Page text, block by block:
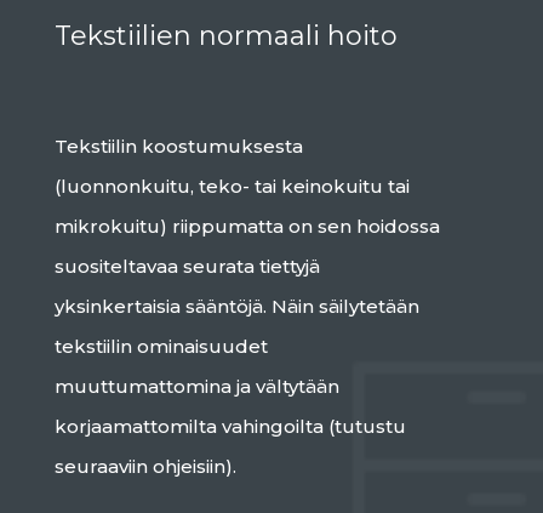
Tekstiilien normaali hoito
Tekstiilin koostumuksesta
(luonnonkuitu, teko- tai keinokuitu tai
mikrokuitu) riippumatta on sen hoidossa
suositeltavaa seurata tiettyjä
yksinkertaisia sääntöjä. Näin säilytetään
tekstiilin ominaisuudet
muuttumattomina ja vältytään
korjaamattomilta vahingoilta (tutustu
seuraaviin ohjeisiin).